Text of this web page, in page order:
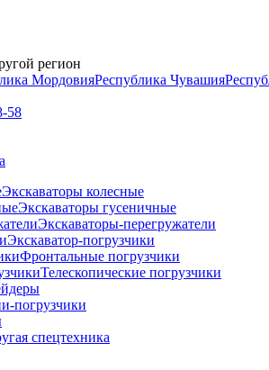
регион
МордовияРеспублика Чувашия
58
Экскаваторы колесные
Экскаваторы гусеничные
Экскаваторы-перегружатели
Экскаватор-погрузчики
Фронтальные погрузчики
Телескопические погрузчики
погрузчики
спецтехника